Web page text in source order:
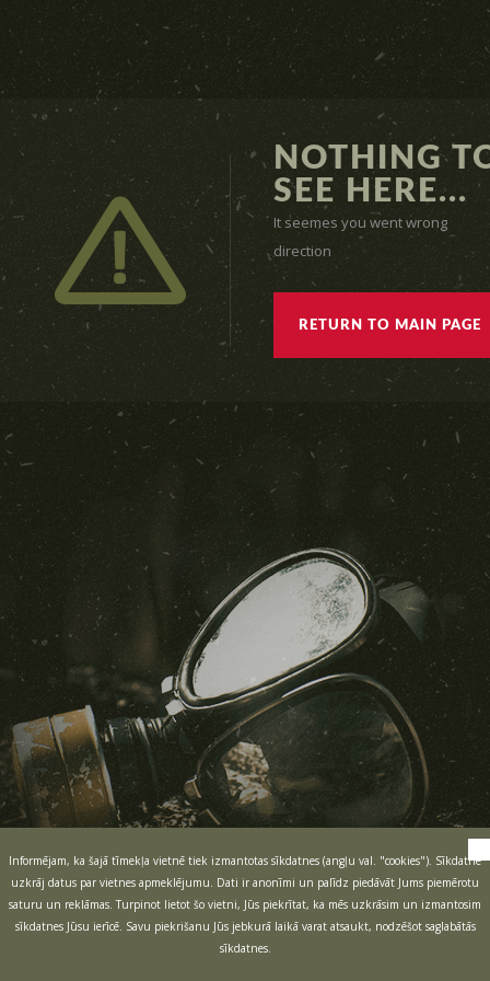
NOTHING
SEE HERE...
It seemes you went wrong
direction
RETURN TO MAIN PAGE
Informējam, ka šajā tīmekļa vietnē tiek izmantotas sīkdatnes (angļu val. "cookies"). Sīkdatne
uzkrāj datus par vietnes apmeklējumu. Dati ir anonīmi un palīdz piedāvāt Jums piemērotu
saturu un reklāmas. Turpinot lietot šo vietni, Jūs piekrītat, ka mēs uzkrāsim un izmantosim
sīkdatnes Jūsu ierīcē. Savu piekrišanu Jūs jebkurā laikā varat atsaukt, nodzēšot saglabātās
sīkdatnes.